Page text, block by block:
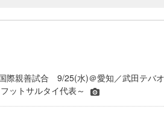
際親善試合 9/25(水)＠愛知／武田テバオ
ットサルタイ代表～